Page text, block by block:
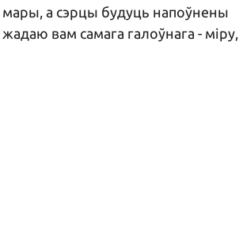
мары, а сэрцы будуць напоўнены
вам самага галоўнага - міру,